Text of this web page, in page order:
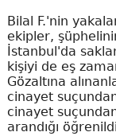
Bilal F.'nin
ekipler,
İstanbul'da
kişiyi de eş
Gözaltına
cinayet
cinayet
arandığı